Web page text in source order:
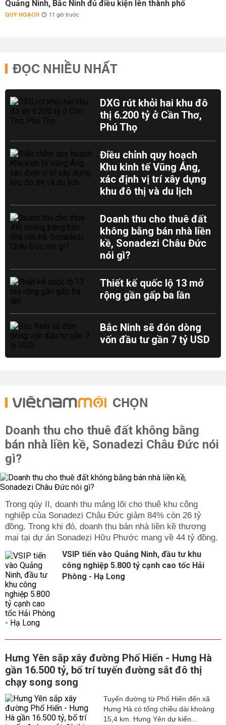
Quảng Ninh, Bắc Ninh đủ điều kiện lên thành phố
QUY HOẠCH 11 giờ trước
ĐỌC NHIỀU NHẤT
DXG rút khỏi hai khu đô
thị 6.200 tỷ ở Cần Thơ,
Phú Thọ
Điều chỉnh quy hoạch
Khu kinh tế Vũng Áng,
xác định vị trí xây dựng
khu đô thị và du lịch
Doanh thu cho thuê đất
không bằng bán nhà liền
kề, Sonadezi Châu Đức
nói gì?
Thiết kế quốc lộ 13 mở
rộng gần gấp ba lần
Bắc Ninh sẽ đón dòng
vốn đầu tư gần 7 tỷ USD
CHỌN
Doanh thu cho thuê đất không bằng
bán nhà liền kề, Sonadezi Châu Đức nói
gì?
Trong qúy II, doanh thu mảng lõi cho thuê khu công
nghiệp của Sonadezi Châu Đức giảm 84% còn 26 tỷ
đồng. Trong khi đó, doanh thu bán nhà liền kề thương
mại tại dự án Sonadezi Hữu Phước mang về 44 tỷ đồng.
VSIP tiến vào Quảng Ninh, đầu tư khu
công nghiệp 5.800 tỷ cạnh cao tốc Hải
Phòng - Hạ Long
Hưng Yên sắp xây đường Phố Hiến - Hưng Hà
gần 16.500 tỷ, bố trí tuyến đường sắt đô thị
chạy song song
Tuyến đường từ Phố Hiến đến xã
Hưng Hà có tổng chiều dài khoảng
15,4 km. Hưng Yên dự kiến...